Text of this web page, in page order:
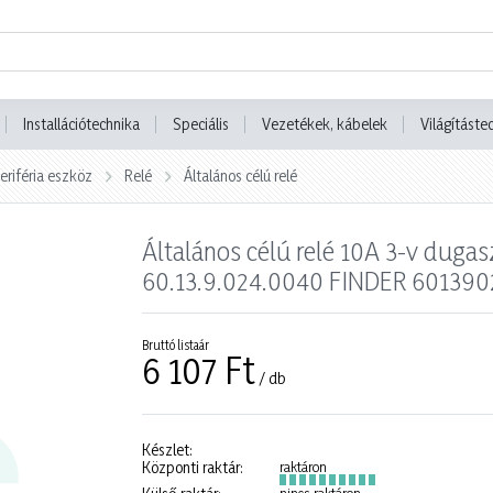
Installációtechnika Speciális Vezetékek, kábelek
eszköz Relé Általános célú relé
Általános célú relé 10A 3-v
60.13.9.024.0040 FINDER
Bruttó listaár
6 107 Ft / db
Készlet:
Központi raktár:
raktáron